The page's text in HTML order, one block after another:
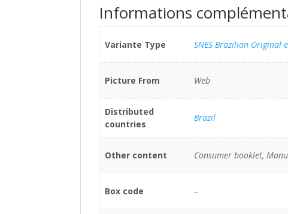
Informations
Variante Type SNES Brazilian Original
Picture From Web
Distributed
countries
Brazil
Other content Consumer booklet,
Box code –